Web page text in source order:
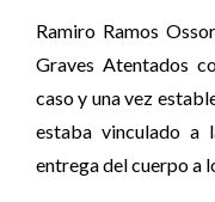
Ramiro Ramos
Graves Atentados
caso y una vez
estaba vinculado a
entrega del cuerpo a